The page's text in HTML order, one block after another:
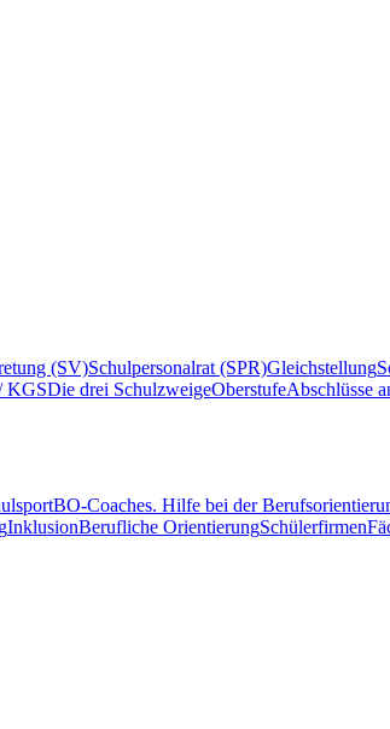
(SV)Schulpersonalrat (SPR)Gleichstellung
KGSDie drei SchulzweigeOberstufeAbschlüsse
BO-Coaches. Hilfe bei der
InklusionBerufliche OrientierungSchülerfirmen